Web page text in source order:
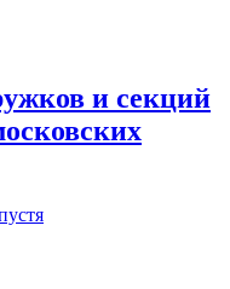
и секций